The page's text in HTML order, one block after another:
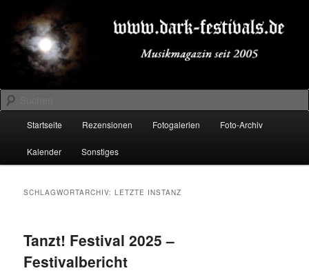
primären
Inhalt
springen
sekundären
Inhalt
springenDARK-FESTIVALS.DE
Suchen
Startseite Rezensionen Fotogalerien Foto-Archiv
Kalender Sonstiges
SCHLAGWORTARCHIV:LETZTE INSTANZ
Tanzt! Festival 2025 –
Festivalbericht